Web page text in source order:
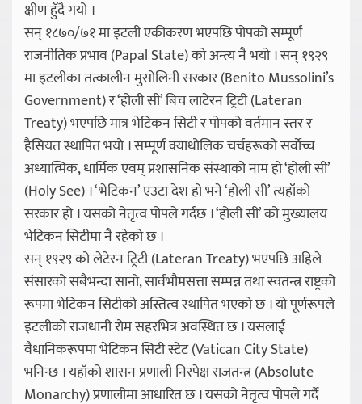
क्षीण हुँदै गयो ।
सन् १८७०/७१ मा इटली एकीकरण भएपछि पोपको सम्पूर्ण
राजनीतिक प्रभाव (Papal State) को अन्त्य नै भयो । सन् १९२९
मा इटलीका तत्कालीन मुसोलिनी सरकार (Benito Mussolini’s
Government) र ‘होली सी’ बिच लाटेरन ट्रिटी (Lateran
Treaty) भएपछि मात्र भेटिकन सिटी र पोपको वर्तमान स्तर र
हैसियत स्थापित भयो । सम्पूर्ण क्याथोलिक चर्चहरूको सर्वाेच्च
अध्यात्मिक, धार्मिक एवम् प्रशासनिक संस्थाको नाम हो ‘होली सी’
(Holy See) । ‘भेटिकन’ एउटा देश हो भने ‘होली सी’ त्यहाँको
सरकार हो । यसको नेतृत्व पोपले गर्दछ । ‘होली सी’ को मुख्यालय
भेटिकन सिटीमा नै रहेको छ ।
सन् १९२९ को लेटेरन ट्रिटी (Lateran Treaty) भएपछि अहिले
संसारको सबैभन्दा सानो, सार्वभौमसत्ता सम्पन्न तथा स्वतन्त्र राष्ट्रको
रूपमा भेटिकन सिटीको अस्तित्व स्थापित भएको छ । यो पूर्णरूपले
इटलीको राजधानी रोम सहरभित्र अवस्थित छ । यसलाई
वैधानिकरूपमा भेटिकन सिटी स्टेट (Vatican City State)
भनिन्छ । यहाँको शासन प्रणाली निरपेक्ष राजतन्त्र (Absolute
Monarchy) प्रणालीमा आधारित छ । यसको नेतृत्व पोपले गर्दै